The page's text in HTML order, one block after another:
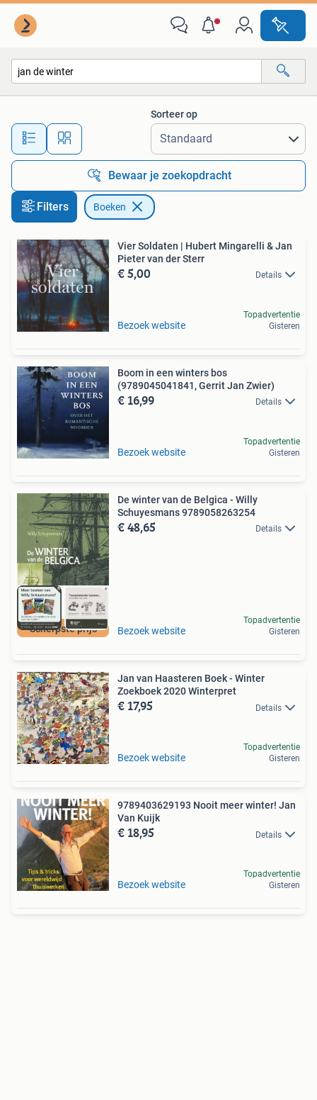
Alle afstanden…
Sorteer op
Bewaar je zoekopdracht
Filters Boeken
Vier Soldaten | Hubert Mingarelli & Jan
Pieter van der Sterr
€ 5,00 Details
Bezoek website
Topadvertentie
Gisteren
Boom in een winters bos
(9789045041841, Gerrit Jan Zwier)
€ 16,99 Details
Bezoek website
Topadvertentie
Gisteren
Scherpste prijs
De winter van de Belgica - Willy
Schuyesmans 9789058263254
€ 48,65 Details
Bezoek website
Topadvertentie
Gisteren
Jan van Haasteren Boek - Winter
Zoekboek 2020 Winterpret
€ 17,95 Details
Bezoek website
Topadvertentie
Gisteren
9789403629193 Nooit meer winter! Jan
Van Kuijk
€ 18,95 Details
Bezoek website
Topadvertentie
Gisteren